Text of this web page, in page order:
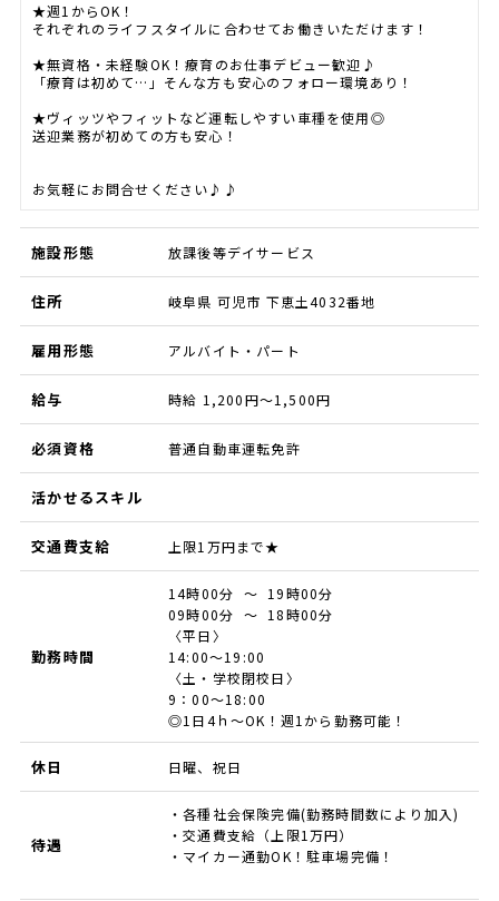
★週1からOK！
それぞれのライフスタイルに合わせてお働きいただけます！
★無資格・未経験OK！療育のお仕事デビュー歓迎♪
「療育は初めて…」そんな方も安心のフォロー環境あり！
★ヴィッツやフィットなど運転しやすい車種を使用◎
送迎業務が初めての方も安心！
お気軽にお問合せください♪♪
施設形態 放課後等デイサービス
住所 岐阜県 可児市 下恵土4032番地
雇用形態 アルバイト・パート
給与 時給 1,200円～1,500円
必須資格 普通自動車運転免許
活かせるスキル
交通費支給 上限1万円まで★
勤務時間
14時00分 ～ 19時00分
09時00分 ～ 18時00分
〈平日〉
14:00～19:00
〈土・学校閉校日〉
9：00～18:00
◎1日4ｈ～OK！週1から勤務可能！
休日 日曜、祝日
待遇
・各種社会保険完備(勤務時間数により加入)
・交通費支給（上限1万円）
・マイカー通勤OK！駐車場完備！